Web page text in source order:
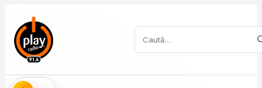
Caută:
Aspect